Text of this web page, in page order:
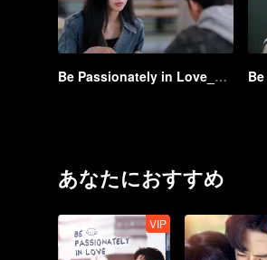
Be Passionately in Love_第16話
あなたにおすすめ
VIP